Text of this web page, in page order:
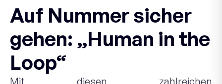
Auf Nummer sicher
gehen: „Human in the
Loop“
Mit diesen zahlreichen